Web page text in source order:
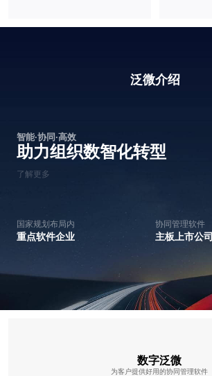
泛微介绍
国家规划布局内
重点软件企业
协同管理软件
主板上市公司
智能·协同·高效
助力组织数智化转型
了解更多
数字泛微
为客户提供好用的协同管理软件